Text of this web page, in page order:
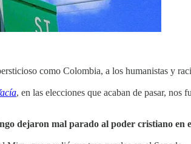
como Colombia, a los humanistas y
, en las elecciones que acaban de pasar, nos
dejaron mal parado al poder cristiano en